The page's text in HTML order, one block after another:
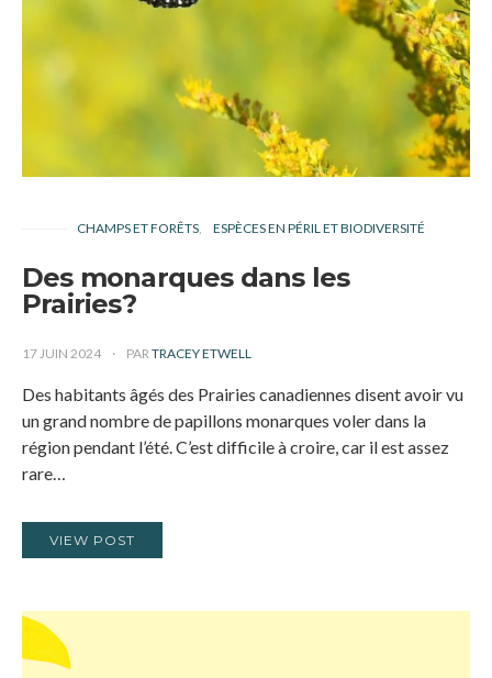
CHAMPS ET FORÊTS ESPÈCES EN PÉRIL ET BIODIVERSITÉ
Des monarques dans les
Prairies?
17 JUIN 2024 PAR TRACEY ETWELL
Des habitants âgés des Prairies canadiennes disent avoir vu
un grand nombre de papillons monarques voler dans la
région pendant l’été. C’est difficile à croire, car il est assez
rare…
VIEW POST